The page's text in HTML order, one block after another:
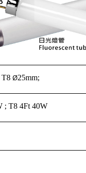
T8 Ø25mm;
; T8 4Ft 40W